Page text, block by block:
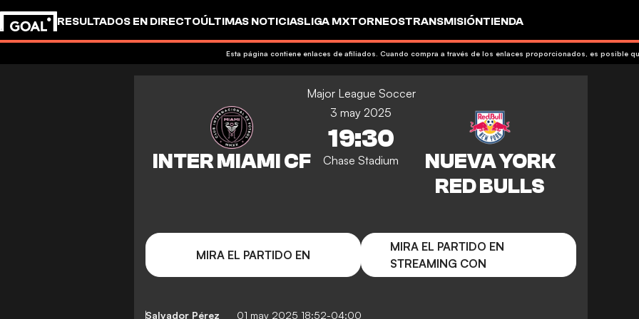
RESULTADOS EN DIRECTOÚLTIMAS NOTICIASLIGA MXTORNEOSTRANSMISIÓNTIENDA
Esta página contiene enlaces de afiliados. Cuando compra a través de los enlaces proporcionados, es posible
Major League Soccer
3 may 2025
19:30
Chase Stadium
MIRA EL PARTIDO EN
MIRA EL PARTIDO EN
STREAMING CON
Salvador Pérez 01 may 2025 18:52-04:00